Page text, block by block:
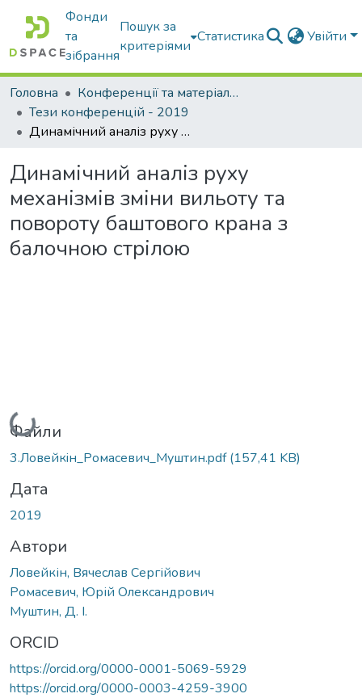
Фонди
та
зібрання
Пошук за
критеріями
Статистика Увійти
Головна
Конференції та матеріали конференцій
Тези конференцій - 2019
Динамічний аналіз руху механізмів зміни вильоту та повороту баштового крана з балочною стрілою
Динамічний аналіз руху
механізмів зміни вильоту та
повороту баштового крана з
балочною стрілою
Вантажиться...
Файли
3.Ловейкiн_Ромасевич_Муштин.pdf(157,41 KB)
Дата
2019
Автори
Ловейкін, Вячеслав Сергійович
Ромасевич, Юрій Олександрович
Муштин, Д. І.
ORCID
https://orcid.org/0000-0001-5069-5929
https://orcid.org/0000-0003-4259-3900